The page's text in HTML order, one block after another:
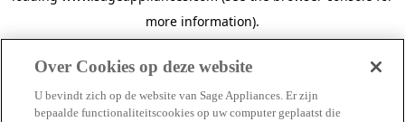
more information).
Over Cookies op deze website
U bevindt zich op de website van Sage Appliances. Er zijn
bepaalde functionaliteitscookies op uw computer geplaatst die